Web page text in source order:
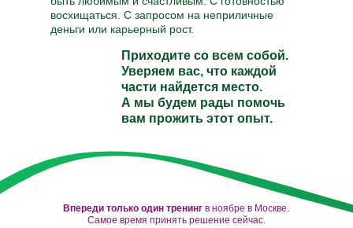
Приходите со всем собой.
Уверяем вас, что каждой
части найдется место.
А мы будем рады помочь
вам прожить этот опыт.
восхищаться. С запросом на неприличные
деньги или карьерный рост.
Впереди только один тренинг в ноябре в Москве.
Самое время принять решение сейчас.
перерыва:
6-10 ноября 2024 г.
23-27 апреля 2025 г.